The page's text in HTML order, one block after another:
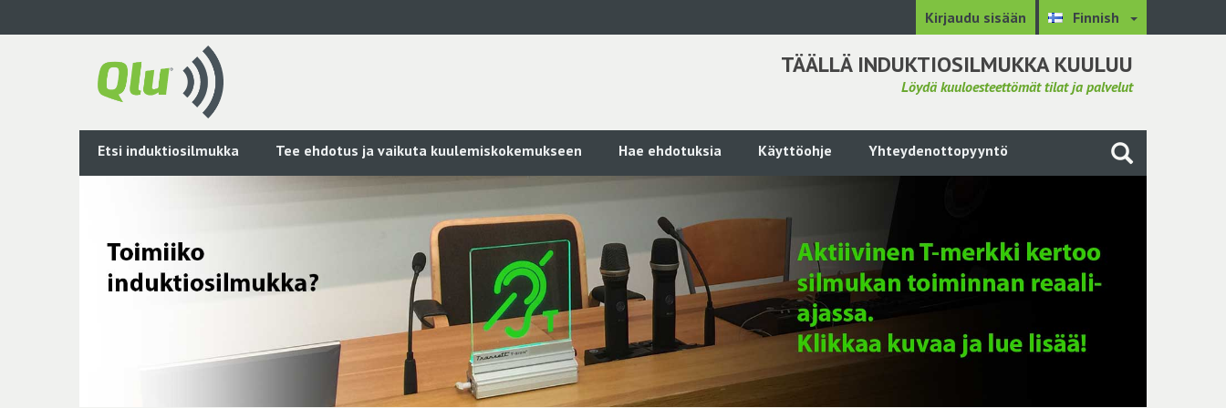
Kirjaudu sisään Finnish
TÄÄLLÄ INDUKTIOSILMUKKA KUULUU
Löydä kuuloesteettömät tilat ja palvelut
Etsi induktiosilmukka Tee ehdotus ja vaikuta kuulemiskokemukseen Hae ehdotuksia Käyttöohje Yhteydenottopyyntö